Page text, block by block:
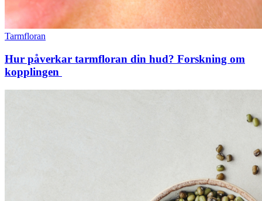
Tarmfloran
Hur påverkar tarmfloran din hud? Forskning om
kopplingen